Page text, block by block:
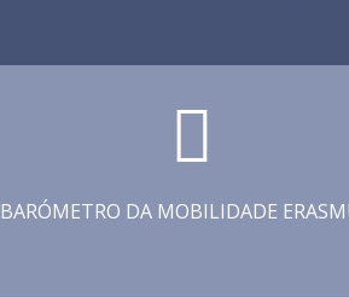
BARÓMETRO DA MOBILIDADE